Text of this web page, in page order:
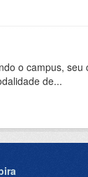
o campus,
de...